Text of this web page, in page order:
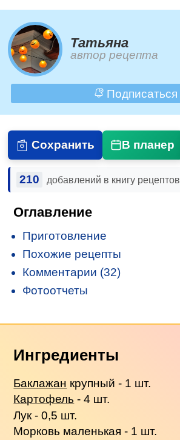
Татьяна
автор рецепта
Подписаться
Сохранить В планер
210 добавлений в книгу рецептов
Оглавление
Приготовление
Похожие рецепты
Комментарии (32)
Фотоотчеты
Ингредиенты
Баклажан крупный - 1 шт.
Картофель - 4 шт.
Лук - 0,5 шт.
Морковь маленькая - 1 шт.